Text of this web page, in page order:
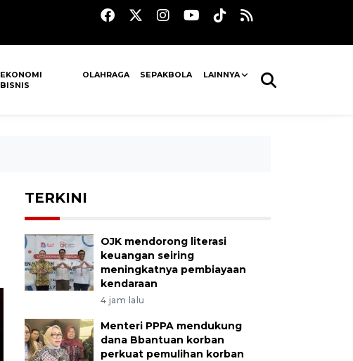
EKONOMI
BISNIS
OLAHRAGA SEPAKBOLA LAINNYA
TERKINI
OJK mendorong literasi
keuangan seiring
meningkatnya pembiayaan
kendaraan
4 jam lalu
Menteri PPPA mendukung
dana Bbantuan korban
perkuat pemulihan korban